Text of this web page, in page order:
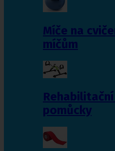
Míče na
míčům
pomůcky